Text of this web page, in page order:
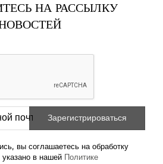
НА РАССЫЛКУ
вы соглашаетесь на обработку
в нашей
Политике